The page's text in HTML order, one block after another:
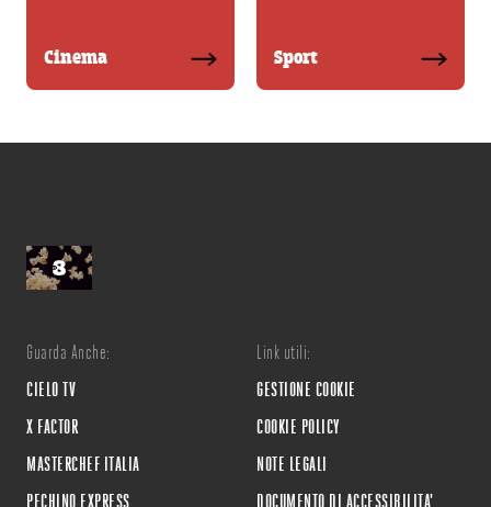
Cinema Sport
Guarda Anche:
CIELO TV
X FACTOR
MASTERCHEF ITALIA
PECHINO EXPRESS
Link utili:
GESTIONE COOKIE
COOKIE POLICY
NOTE LEGALI
DOCUMENTO DI ACCESSIBILITA'